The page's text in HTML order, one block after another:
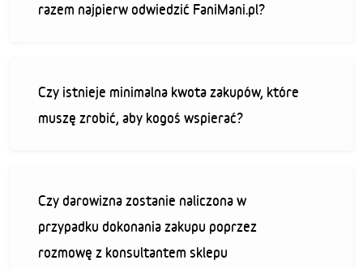
razem najpierw odwiedzić FaniMani.pl?
Czy istnieje minimalna kwota zakupów, które
muszę zrobić, aby kogoś wspierać?
Czy darowizna zostanie naliczona w
przypadku dokonania zakupu poprzez
rozmowę z konsultantem sklepu